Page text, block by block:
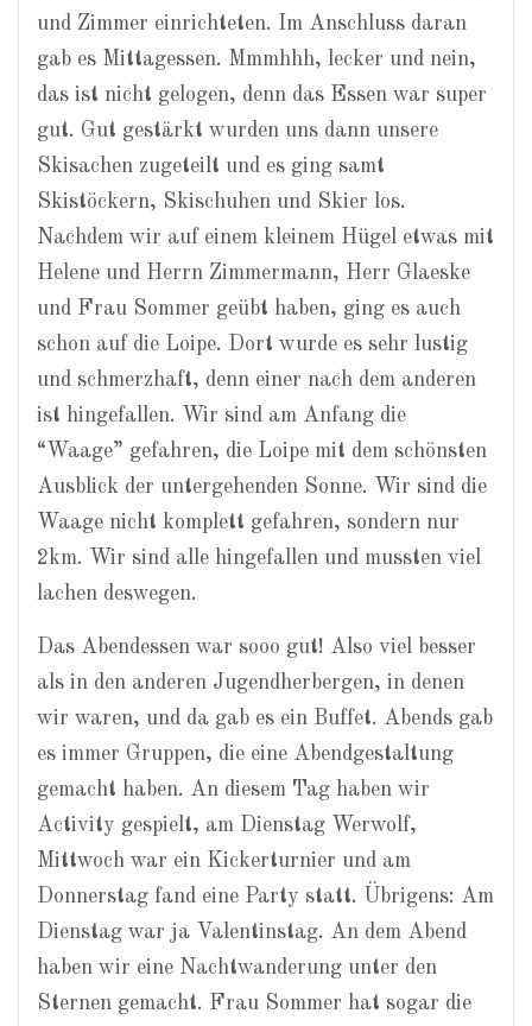
und Zimmer einrichteten. Im Anschluss daran
gab es Mittagessen. Mmmhhh, lecker und nein,
das ist nicht gelogen, denn das Essen war super
gut. Gut gestärkt wurden uns dann unsere
Skisachen zugeteilt und es ging samt
Skistöckern, Skischuhen und Skier los.
Nachdem wir auf einem kleinem Hügel etwas mit
Helene und Herrn Zimmermann, Herr Glaeske
und Frau Sommer geübt haben, ging es auch
schon auf die Loipe. Dort wurde es sehr lustig
und schmerzhaft, denn einer nach dem anderen
ist hingefallen. Wir sind am Anfang die
“Waage” gefahren, die Loipe mit dem schönsten
Ausblick der untergehenden Sonne. Wir sind die
Waage nicht komplett gefahren, sondern nur
2km. Wir sind alle hingefallen und mussten viel
lachen deswegen.
Das Abendessen war sooo gut! Also viel besser
als in den anderen Jugendherbergen, in denen
wir waren, und da gab es ein Buffet. Abends gab
es immer Gruppen, die eine Abendgestaltung
gemacht haben. An diesem Tag haben wir
Activity gespielt, am Dienstag Werwolf,
Mittwoch war ein Kickerturnier und am
Donnerstag fand eine Party statt. Übrigens: Am
Dienstag war ja Valentinstag. An dem Abend
haben wir eine Nachtwanderung unter den
Sternen gemacht. Frau Sommer hat sogar die